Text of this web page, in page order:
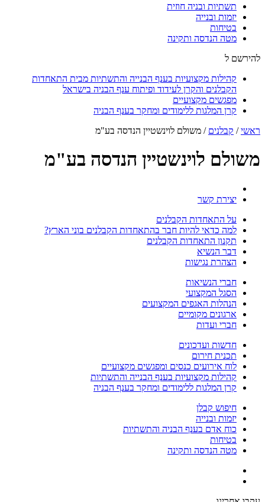
תשתיות ובניה חוזית
יזמות ובנייה
בטיחות
מטה הנדסה ותקינה
להירשם ל
קהילות מקצועיות בענף הבנייה והתשתיות מבית התאחדות
הקבלנים והקרן לעידוד ופיתוח ענף הבניה בישראל
מפגשים מקצועיים
קרן המלגות ללימודים ומחקר בענף הבניה
ראשי/ קבלנים / משולם לוינשטיין הנדסה בע"מ
משולם לוינשטיין הנדסה בע"מ
יצירת קשר
על התאחדות הקבלנים
למה כדאי להיות חבר בהתאחדות הקבלנים בוני הארץ?
תקנון התאחדות הקבלנים
דבר הנשיא
הצהרת נגישות
חברי הנשיאות
הסגל המקצועי
הנהלות האגפים המקצועים
ארגונים מקומיים
חברי ועדות
חדשות ועדכונים
תכנית חירום
לוח אירועים כנסים ומפגשים מקצועיים
קהילות מקצועיות בענף הבנייה והתשתיות
קרן המלגות ללימודים ומחקר בענף הבניה
חיפוש קבלן
יזמות ובנייה
כוח אדם בענף הבניה והתשתיות
בטיחות
מטה הנדסה ותקינה